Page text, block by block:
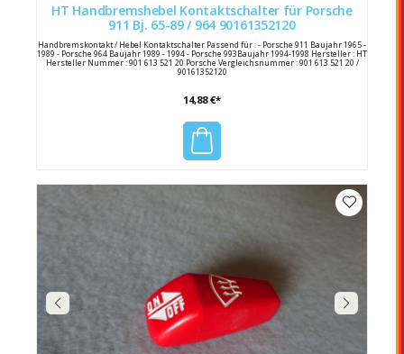
HT Handbremshebel Kontaktschalter für Porsche
911 Bj. 65-89 / 964 90161352120
Handbremskontakt / Hebel Kontaktschalter Passend für : - Porsche 911 Baujahr 1965 -
1989 - Porsche 964 Baujahr 1989 - 1994 - Porsche 993Baujahr 1994-1998 Hersteller : HT
Hersteller Nummer : 901 613 521 20 Porsche Vergleichsnummer : 901 613 521 20 /
90161352120
14,88 €*